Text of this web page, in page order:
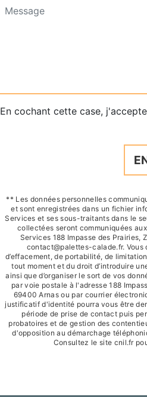
En cochant cette case,
** Les données personnelles
et sont enregistrées dans un fichier
Services et ses sous-traitants dans le
collectées seront communiquées
Services 188 Impasse des
contact@palettes-calade.fr. Vous
d’effacement, de portabilité, de
tout moment et du droit d’introduire
ainsi que d’organiser le sort de vos
par voie postale à l'adresse 188
69400 Arnas ou par courrier
justificatif d'identité pourra vous être
période de prise de contact puis
probatoires et de gestion des
d'opposition au démarchage
Consultez le site cnil.fr